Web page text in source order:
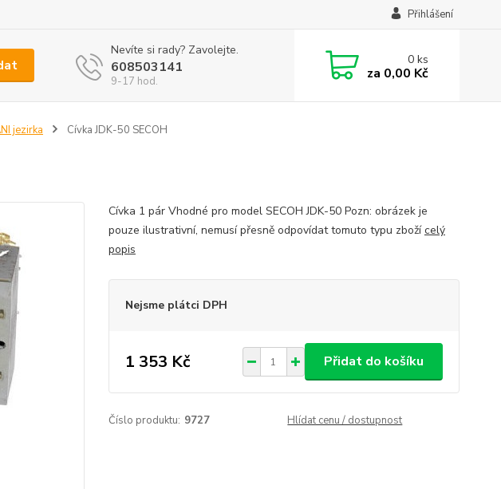
Přihlášení
Nevíte si rady? Zavolejte.
608503141
9-17 hod.
0ks
za 0,00 Kč
jezirka Cívka JDK-50 SECOH
Cívka 1 pár Vhodné pro model SECOH JDK-50 Pozn: obrázek je
pouze ilustrativní, nemusí přesně odpovídat tomuto typu zbožícelý
popis
Nejsme plátci DPH
1 353 Kč Přidat do košíku
Číslo produktu: 9727 Hlídat cenu / dostupnost